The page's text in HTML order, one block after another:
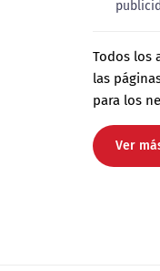
Todos los
las
para los
Ver